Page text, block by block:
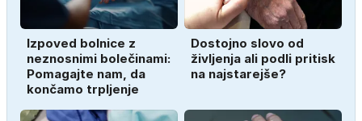
Izpoved bolnice z
neznosnimi bolečinami:
Pomagajte nam, da
končamo trpljenje
Dostojno slovo od
življenja ali podli pritisk
na najstarejše?